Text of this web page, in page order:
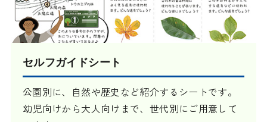
セルフガイドシート
公園別に、自然や歴史など紹介するシートです。
幼児向けから大人向けまで、世代別にご用意して